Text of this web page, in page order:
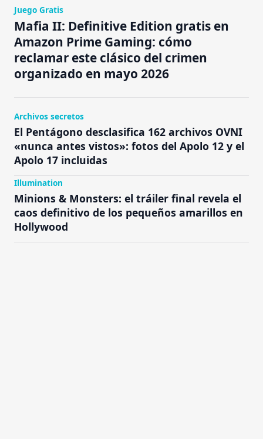
Juego Gratis
Mafia II: Definitive Edition gratis en
Amazon Prime Gaming: cómo
reclamar este clásico del crimen
organizado en mayo 2026
Archivos secretos
El Pentágono desclasifica 162 archivos OVNI
«nunca antes vistos»: fotos del Apolo 12 y el
Apolo 17 incluidas
Illumination
Minions & Monsters: el tráiler final revela el
caos definitivo de los pequeños amarillos en
Hollywood